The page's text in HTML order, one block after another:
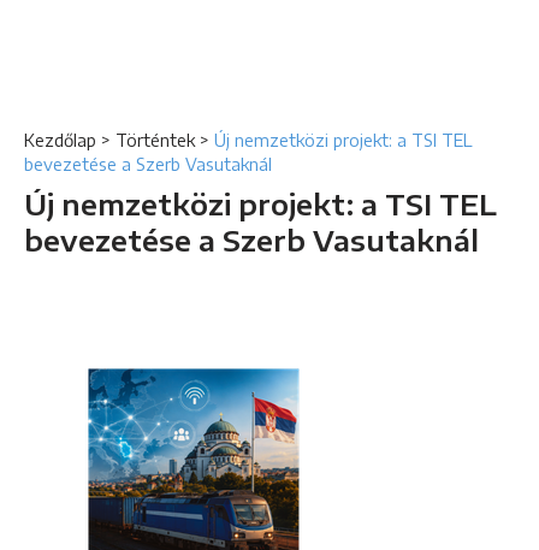
Kezdőlap > Történtek > Új nemzetközi projekt: a TSI TEL
bevezetése a Szerb Vasutaknál
Új nemzetközi projekt: a TSI TEL
bevezetése a Szerb Vasutaknál